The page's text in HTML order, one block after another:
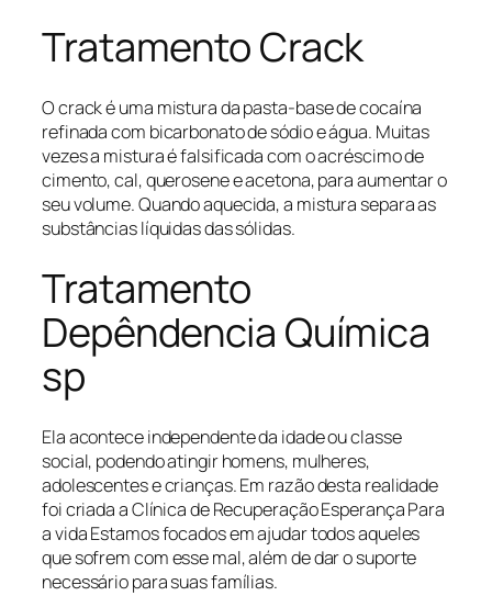
Tratamento Crack
O crack é uma mistura da pasta-base de cocaína
refinada com bicarbonato de sódio e água. Muitas
vezes a mistura é falsificada com o acréscimo de
cimento, cal, querosene e acetona, para aumentar o
seu volume. Quando aquecida, a mistura separa as
substâncias líquidas das sólidas.
Tratamento
Depêndencia Química
sp
Ela acontece independente da idade ou classe
social, podendo atingir homens, mulheres,
adolescentes e crianças. Em razão desta realidade
foi criada a Clínica de Recuperação Esperança Para
a vida Estamos focados em ajudar todos aqueles
que sofrem com esse mal, além de dar o suporte
necessário para suas famílias.